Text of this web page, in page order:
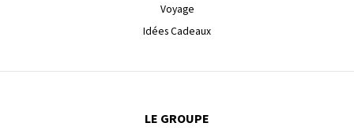
Voyage
Idées Cadeaux
LE GROUPE